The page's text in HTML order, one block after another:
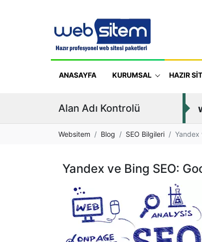
ANASAYFA KURUMSAL HAZIR
Alan Adı Kontrolü
Websitem Blog SEO Bilgileri Yandex
Yandex ve Bing SEO: